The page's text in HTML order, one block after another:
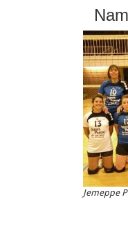
Jemeppe